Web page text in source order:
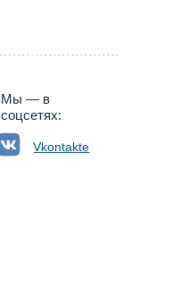
Мы — в
соцсетях:
Vkontakte